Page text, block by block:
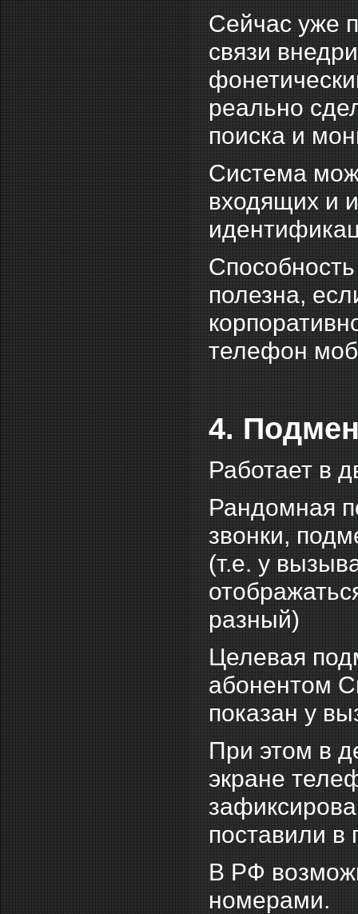
Сейчас уже
связи
реально
поиска и
Система
входящих и
полезна,
телефон
4.
Работает в
Рандомная
звонки,
(т.е. у
разный)
Целевая
абонентом
показан у
При этом в
экране
поставили в
В РФ
номерами.